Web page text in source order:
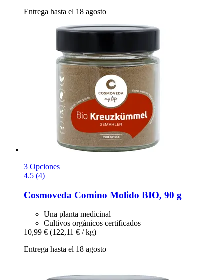
Entrega hasta el 18 agosto
3 Opciones
4.5 (4)
Cosmoveda Comino Molido BIO, 90 g
Una planta medicinal
Cultivos orgánicos certificados
10,99 € (122,11 € / kg)
Entrega hasta el 18 agosto